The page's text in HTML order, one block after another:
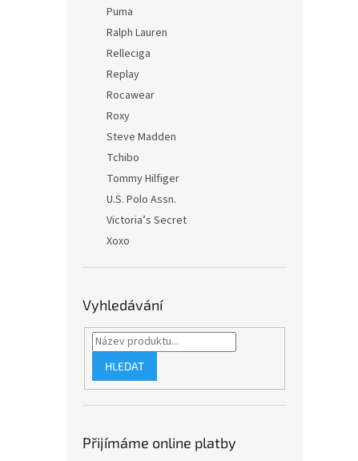
Puma
Ralph Lauren
Relleciga
Replay
Rocawear
Roxy
Steve Madden
Tchibo
Tommy Hilfiger
U.S. Polo Assn.
Victoria’s Secret
Xoxo
Vyhledávání
HLEDAT
Přijímáme online platby